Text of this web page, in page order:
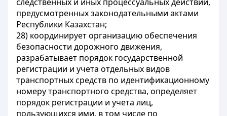
предусмотренных законодательными актами
Республики Казахстан;
28) координирует организацию обеспечения
безопасности дорожного движения,
разрабатывает порядок государственной
регистрации и учета отдельных видов
транспортных средств по идентификационному
номеру транспортного средства, определяет
порядок регистрации и учета лиц,
пользующихся ими, в том числе по